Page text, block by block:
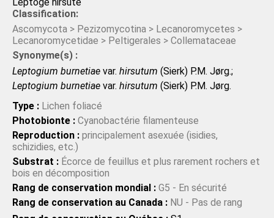
Classification:
Ascomycota > Pezizomycotina > Lecanoromycetes >
Lecanoromycetidae > Peltigerales > Collemataceae
Synonyme(s) :
Leptogium burnetiae var. hirsutum (Sierk) P.M. Jørg.;
Leptogium burnetiae var. hirsutum (Sierk) P.M. Jørg.
Type : Lichen foliacé
Photobionte : Cyanobactérie filamenteuse
Reproduction : principalement asexuée (isidies,
schizidies, etc.)
Substrat : Écorce de feuillus et plus rarement rochers et
bois en décomposition
Rang de conservation mondial : G5 - En sécurité
Rang de conservation au Canada : NU - Pas de rang